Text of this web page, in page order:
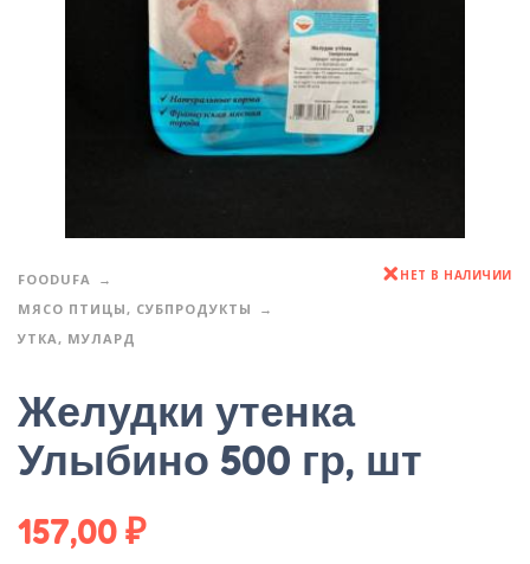
FOODUFA
МЯСО ПТИЦЫ, СУБПРОДУКТЫ
УТКА, МУЛАРД
НЕТ В НАЛИЧИИ
Желудки утенка
Улыбино 500 гр, шт
157,00₽